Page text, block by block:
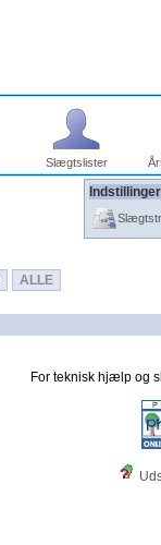
Slægtslister
Anetræ
Tidsliniegraf
Vis
ALLE
For teknisk hjælp og